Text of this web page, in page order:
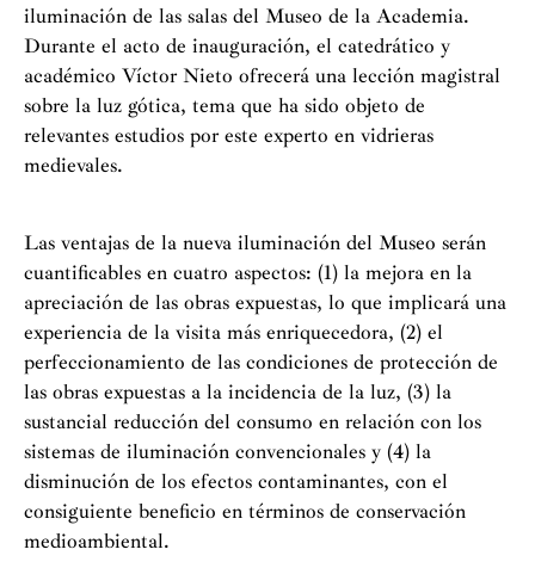
iluminación de las salas del Museo de la Academia.
Durante el acto de inauguración, el catedrático y
académico Víctor Nieto ofrecerá una lección magistral
sobre la luz gótica, tema que ha sido objeto de
relevantes estudios por este experto en vidrieras
medievales.
Las ventajas de la nueva iluminación del Museo serán
cuantificables en cuatro aspectos: (1) la mejora en la
apreciación de las obras expuestas, lo que implicará una
experiencia de la visita más enriquecedora, (2) el
perfeccionamiento de las condiciones de protección de
las obras expuestas a la incidencia de la luz, (3) la
sustancial reducción del consumo en relación con los
sistemas de iluminación convencionales y (4) la
disminución de los efectos contaminantes, con el
consiguiente beneficio en términos de conservación
medioambiental.